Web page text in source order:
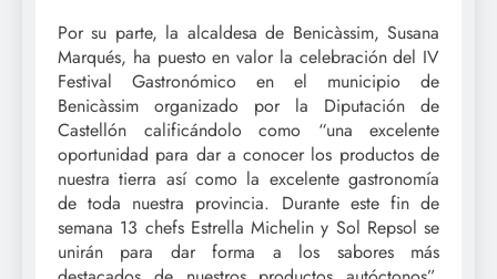
Por su parte, la alcaldesa de Benicàssim, Susana
Marqués, ha puesto en valor la celebración del IV
Festival Gastronómico en el municipio de
Benicàssim organizado por la Diputación de
Castellón calificándolo como “una excelente
oportunidad para dar a conocer los productos de
nuestra tierra así como la excelente gastronomía
de toda nuestra provincia. Durante este fin de
semana 13 chefs Estrella Michelin y Sol Repsol se
unirán para dar forma a los sabores más